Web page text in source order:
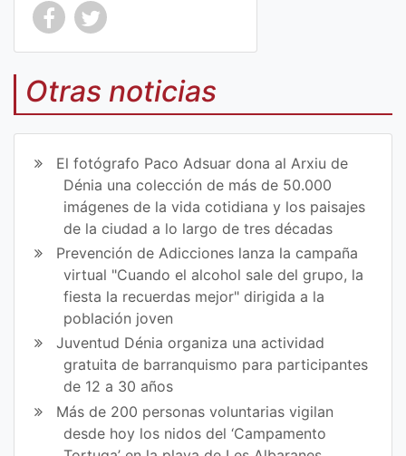
Co
mp
art
en
Fa
ce
bo
ok
Co
mp
art
ir
en
Tw
itt
er
Otras noticias
El fotógrafo Paco Adsuar dona al Arxiu de
Dénia una colección de más de 50.000
imágenes de la vida cotidiana y los paisajes
de la ciudad a lo largo de tres décadas
Prevención de Adicciones lanza la campaña
virtual "Cuando el alcohol sale del grupo, la
fiesta la recuerdas mejor" dirigida a la
población joven
Juventud Dénia organiza una actividad
gratuita de barranquismo para participantes
de 12 a 30 años
Más de 200 personas voluntarias vigilan
desde hoy los nidos del ‘Campamento